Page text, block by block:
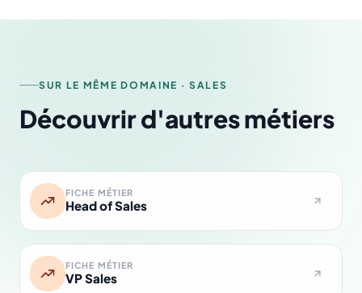
SUR LE MÊME DOMAINE · SALES
Découvrir d'autres métiers
FICHE MÉTIER
Head of Sales
FICHE MÉTIER
VP Sales